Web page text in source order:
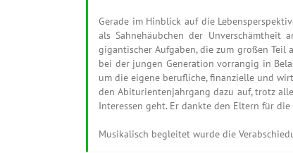
Gerade im Hinblick auf die
als Sahnehäubchen der
gigantischer Aufgaben, die zum großen Teil
bei der jungen Generation vorrangig in
um die eigene berufliche, finanzielle und
den Abiturientenjahrgang dazu auf, trotz
Interessen geht. Er dankte den Eltern für
Musikalisch begleitet wurde die